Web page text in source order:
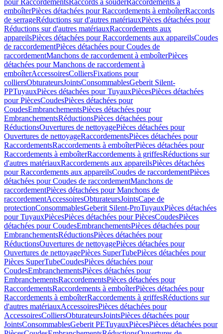
pour RaccordementsRaccords à souderRaccordements à
emboîterPièces détachées pour Raccordements à emboîterRaccords
de serrageRéductions sur d'autres matériauxPièces détachées pour
Réductions sur d'autres matériauxRaccordements aux
appareilsPièces détachées pour Raccordements aux appareilsCoudes
de raccordementPièces détachées pour Coudes de
raccordementManchons de raccordement à emboîterPièces
détachées pour Manchons de raccordement à
emboîterAccessoiresColliersFixations pour
colliersObturateursJointsConsommablesGeberit Silent-
PPTuyauxPièces détachées pour TuyauxPiècesPièces détachées
pour PiècesCoudesPièces détachées pour
CoudesEmbranchementsPièces détachées pour
EmbranchementsRéductionsPièces détachées pour
RéductionsOuvertures de nettoyagePièces détachées pour
Ouvertures de nettoyageRaccordementsPièces détachées pour
RaccordementsRaccordements à emboîterPièces détachées pour
Raccordements à emboîterRaccordements à griffesRéductions sur
d'autres matériauxRaccordements aux appareilsPièces détachées
pour Raccordements aux appareilsCoudes de raccordementPièces
détachées pour Coudes de raccordementManchons de
raccordementPièces détachées pour Manchons de
raccordementAccessoiresObturateursJointsCape de
protectionConsommablesGeberit Silent-ProTuyauxPièces détachées
pour TuyauxPiècesPièces détachées pour PiècesCoudesPièces
détachées pour CoudesEmbranchementsPièces détachées pour
EmbranchementsRéductionsPièces détachées pour
RéductionsOuvertures de nettoyagePièces détachées pour
Ouvertures de nettoyagePièces SuperTubePièces détachées pour
Pièces SuperTubeCoudesPièces détachées pour
CoudesEmbranchementsPièces détachées pour
EmbranchementsRaccordementsPièces détachées pour
RaccordementsRaccordements à emboîterPièces détachées pour
Raccordements à emboîterRaccordements à griffesRéductions sur
d'autres matériauxAccessoiresPièces détachées pour
AccessoiresColliersObturateursJointsPièces détachées pour
JointsConsommablesGeberit PETuyauxPiècesPièces détachées pour